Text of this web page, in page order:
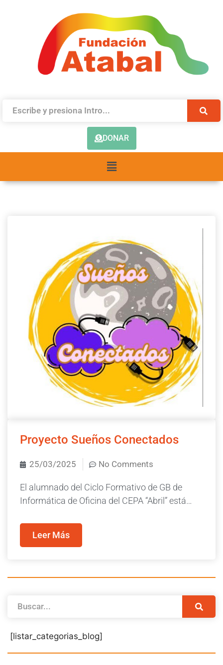
DONAR
Proyecto Sueños Conectados
25/03/2025 No Comments
El alumnado del Ciclo Formativo de GB de
Informática de Oficina del CEPA “Abril” está…
Leer Más
[listar_categorias_blog]